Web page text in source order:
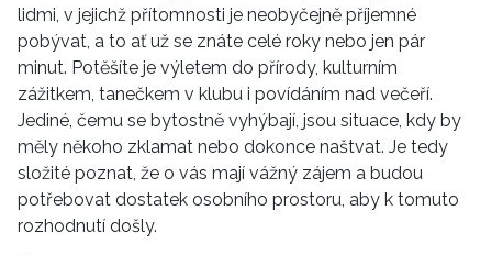
lidmi, v jejichž přítomnosti je neobyčejně příjemné
pobývat, a to ať už se znáte celé roky nebo jen pár
minut. Potěšíte je výletem do přírody, kulturním
zážitkem, tanečkem v klubu i povídáním nad večeří.
Jediné, čemu se bytostně vyhýbají, jsou situace, kdy by
měly někoho zklamat nebo dokonce naštvat. Je tedy
složité poznat, že o vás mají vážný zájem a budou
potřebovat dostatek osobního prostoru, aby k tomuto
rozhodnutí došly.